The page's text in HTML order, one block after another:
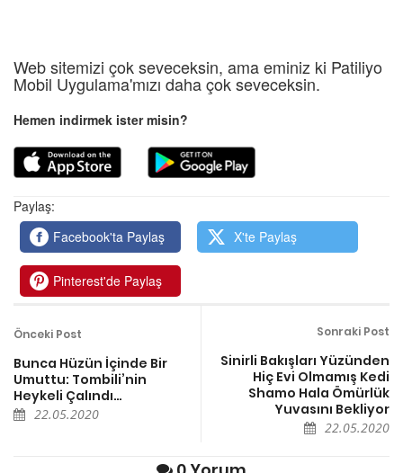
Web sitemizi çok seveceksin, ama eminiz ki Patiliyo
Mobil Uygulama'mızı daha çok seveceksin.
Hemen indirmek ister misin?
Paylaş:
Facebook'ta Paylaş
X'te Paylaş
Pinterest'de Paylaş
Önceki Post
Bunca Hüzün İçinde Bir
Umuttu: Tombili’nin
Heykeli Çalındı…
22.05.2020
Sonraki Post
Sinirli Bakışları Yüzünden
Hiç Evi Olmamış Kedi
Shamo Hala Ömürlük
Yuvasını Bekliyor
22.05.2020